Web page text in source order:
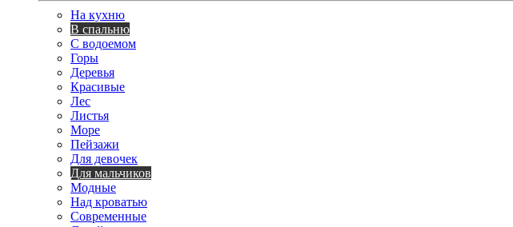
На кухню
В спальню
С водоемом
Горы
Деревья
Красивые
Лес
Листья
Море
Пейзажи
Для девочек
Для мальчиков
Модные
Над кроватью
Современные